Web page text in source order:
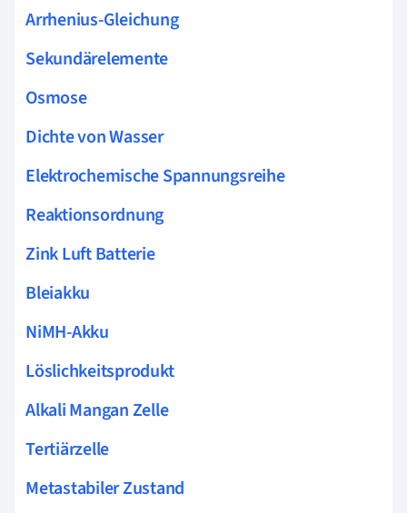
Arrhenius-Gleichung
Sekundärelemente
Osmose
Dichte von Wasser
Elektrochemische Spannungsreihe
Reaktionsordnung
Zink Luft Batterie
Bleiakku
NiMH-Akku
Löslichkeitsprodukt
Alkali Mangan Zelle
Tertiärzelle
Metastabiler Zustand